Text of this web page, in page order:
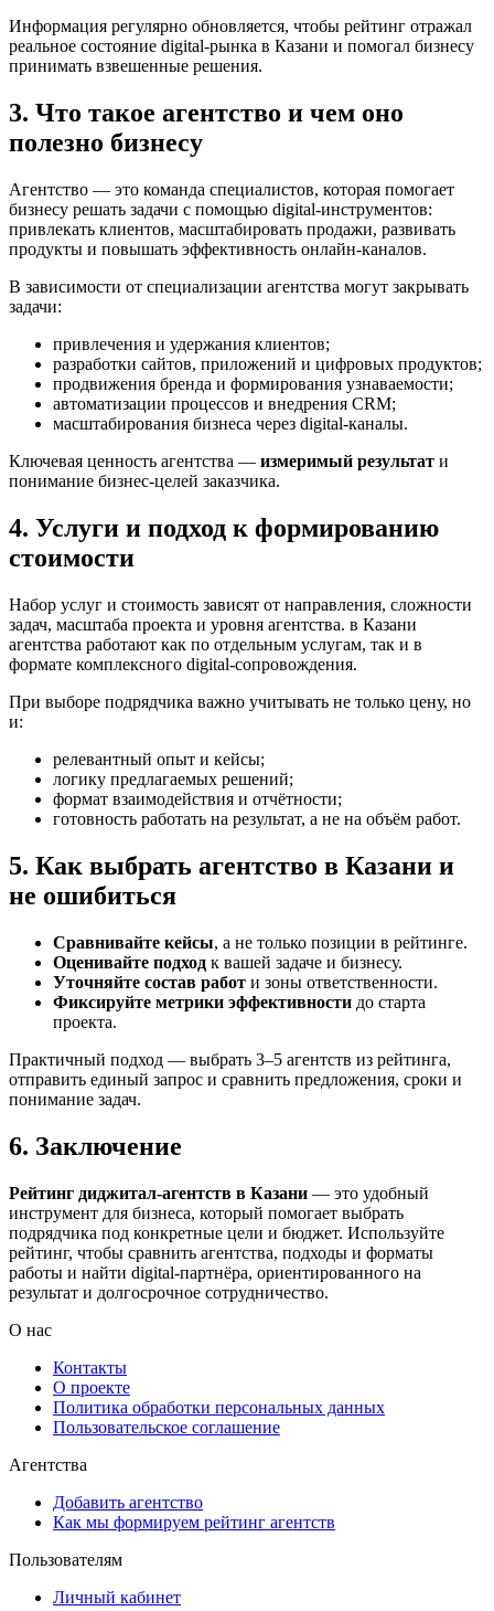
Информация регулярно обновляется, чтобы рейтинг отражал
реальное состояние digital-рынка в Казани и помогал бизнесу
принимать взвешенные решения.
3. Что такое агентство и чем оно
полезно бизнесу
Агентство — это команда специалистов, которая помогает
бизнесу решать задачи с помощью digital-инструментов:
привлекать клиентов, масштабировать продажи, развивать
продукты и повышать эффективность онлайн-каналов.
В зависимости от специализации агентства могут закрывать
задачи:
привлечения и удержания клиентов;
разработки сайтов, приложений и цифровых продуктов;
продвижения бренда и формирования узнаваемости;
автоматизации процессов и внедрения CRM;
масштабирования бизнеса через digital-каналы.
Ключевая ценность агентства — измеримый результат и
понимание бизнес-целей заказчика.
4. Услуги и подход к формированию
стоимости
Набор услуг и стоимость зависят от направления, сложности
задач, масштаба проекта и уровня агентства. в Казани
агентства работают как по отдельным услугам, так и в
формате комплексного digital-сопровождения.
При выборе подрядчика важно учитывать не только цену, но
и:
релевантный опыт и кейсы;
логику предлагаемых решений;
формат взаимодействия и отчётности;
готовность работать на результат, а не на объём работ.
5. Как выбрать агентство в Казани и
не ошибиться
Сравнивайте кейсы, а не только позиции в рейтинге.
Оценивайте подход к вашей задаче и бизнесу.
Уточняйте состав работ и зоны ответственности.
Фиксируйте метрики эффективности до старта
проекта.
Практичный подход — выбрать 3–5 агентств из рейтинга,
отправить единый запрос и сравнить предложения, сроки и
понимание задач.
6. Заключение
Рейтинг диджитал-агентств в Казани — это удобный
инструмент для бизнеса, который помогает выбрать
подрядчика под конкретные цели и бюджет. Используйте
рейтинг, чтобы сравнить агентства, подходы и форматы
работы и найти digital-партнёра, ориентированного на
результат и долгосрочное сотрудничество.
О нас
Контакты
О проекте
Политика обработки персональных данных
Пользовательское соглашение
Агентства
Добавить агентство
Как мы формируем рейтинг агентств
Пользователям
Личный кабинет